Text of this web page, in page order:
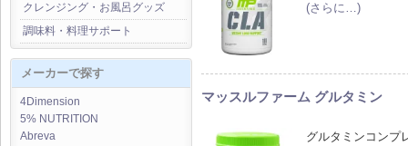
クレンジング・お風呂グッズ
調味料・料理サポート
メーカーで探す
4Dimension
5% NUTRITION
Abreva
(さらに…)
マッスルファーム グルタミン
グルタミンコンプ